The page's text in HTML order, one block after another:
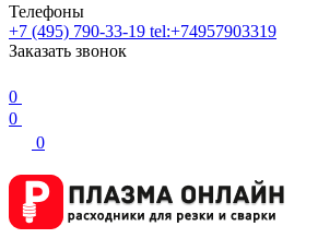
Телефоны
+7 (495) 790-33-19 tel:+74957903319
Заказать звонок
0
0
0